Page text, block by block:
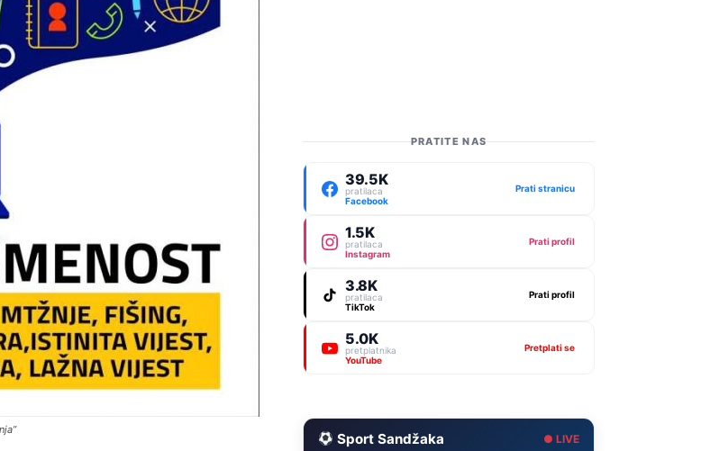
PRATITE NAS
39.5K
pratilaca
Facebook
Prati stranicu
1.5K
pratilaca
Instagram
Prati profil
3.8K
pratilaca
TikTok
Prati profil
5.0K
pretplatnika
YouTube
Pretplati se
Sport Sandžaka ● LIVE